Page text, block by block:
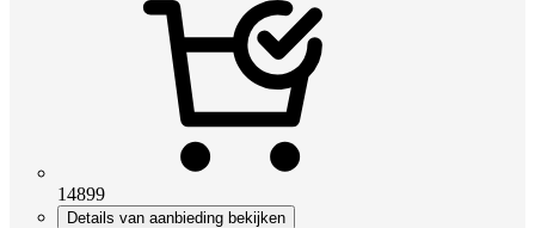
14899
Details van aanbieding bekijken